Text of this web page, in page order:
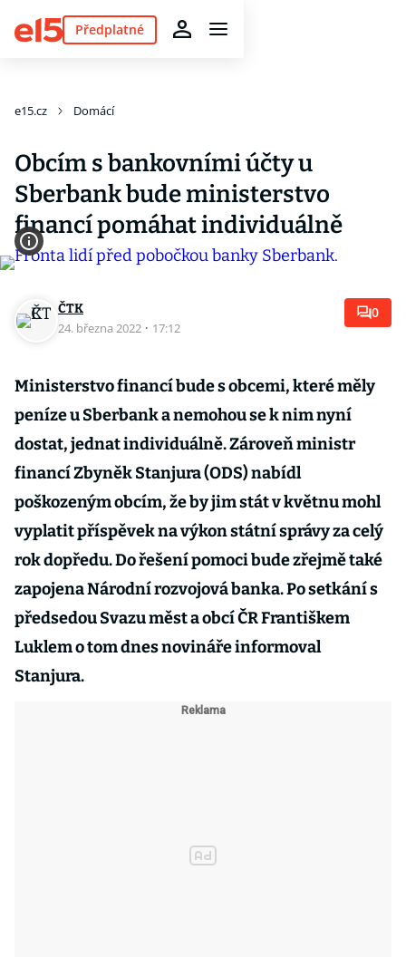
Předplatné
e15.cz Domácí
Obcím s bankovními účty u
Sberbank bude ministerstvo
financí pomáhat individuálně
ČTK
24. března 2022 · 17:12
0
Ministerstvo financí bude s obcemi, které měly
peníze u Sberbank a nemohou se k nim nyní
dostat, jednat individuálně. Zároveň ministr
financí Zbyněk Stanjura (ODS) nabídl
poškozeným obcím, že by jim stát v květnu mohl
vyplatit příspěvek na výkon státní správy za celý
rok dopředu. Do řešení pomoci bude zřejmě také
zapojena Národní rozvojová banka. Po setkání s
předsedou Svazu měst a obcí ČR Františkem
Luklem o tom dnes novináře informoval
Stanjura.